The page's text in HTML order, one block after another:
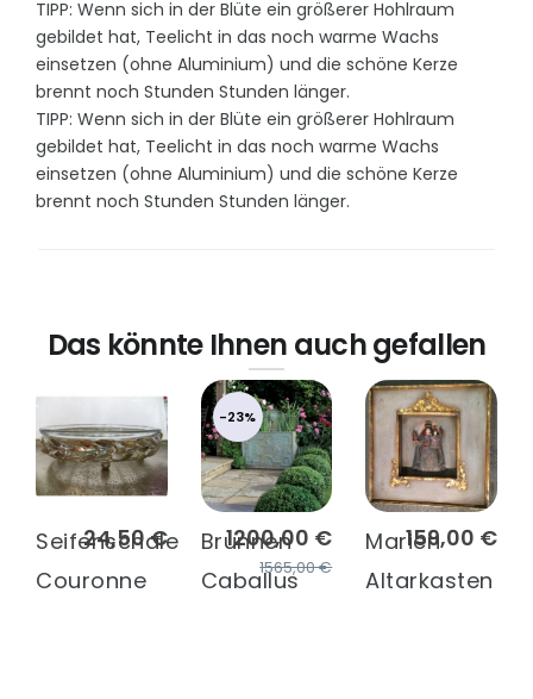
TIPP: Wenn sich in der Blüte ein größerer Hohlraum
gebildet hat, Teelicht in das noch warme Wachs
einsetzen (ohne Aluminium) und die schöne Kerze
brennt noch Stunden Stunden länger.
TIPP: Wenn sich in der Blüte ein größerer Hohlraum
gebildet hat, Teelicht in das noch warme Wachs
einsetzen (ohne Aluminium) und die schöne Kerze
brennt noch Stunden Stunden länger.
Das könnte Ihnen auch gefallen
24,50 €
Seifenschale
Couronne
-23%
1200,00 €
1565,00 €
Brunnen
Caballus
159,00 €
Marien
Altarkasten